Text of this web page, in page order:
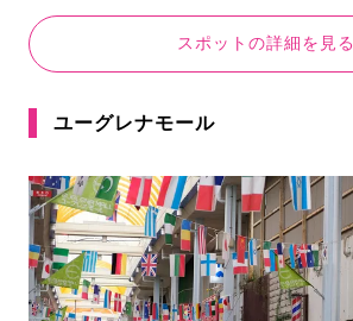
スポットの詳細を見る
ユーグレナモール